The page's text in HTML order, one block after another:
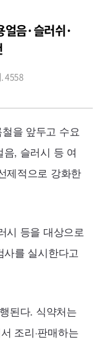
음·슬러쉬·
4558
을 앞두고 수요
, 슬러시 등 여
제적으로 강화한
시 등을 대상으로
사를 실시한다고
된다. 식약처는
조리·판매하는